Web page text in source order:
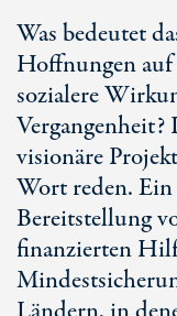
Was bedeutet
Hoffnungen
sozialere
Vergangenheit?
visionäre
Wort reden. Ein
Bereitstellung
finanzierten